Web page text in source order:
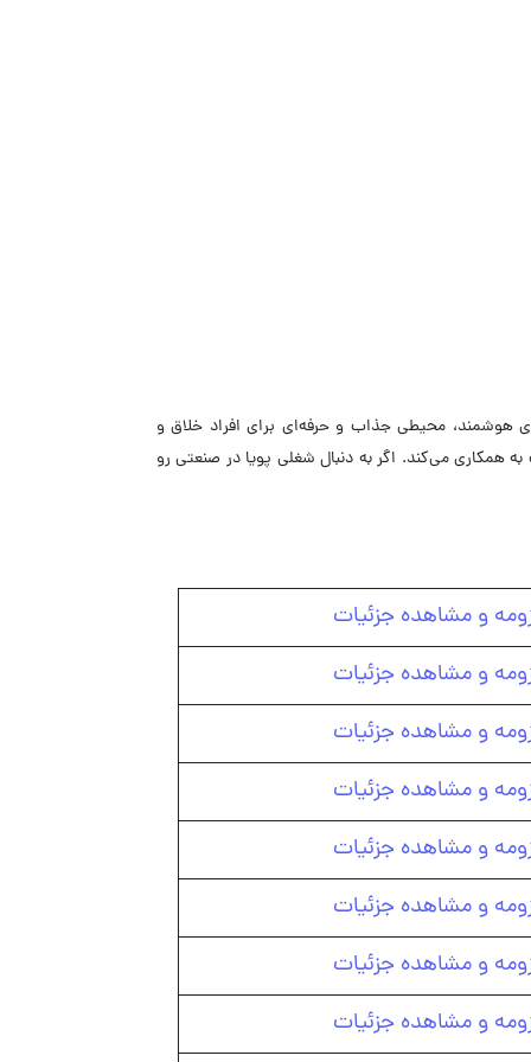
هوشمند، محیطی جذاب و حرفه‌ای برای افراد خلاق و
همکاری می‌کند. اگر به دنبال شغلی پویا در صنعتی رو
و مشاهده جزئیات
و مشاهده جزئیات
و مشاهده جزئیات
و مشاهده جزئیات
و مشاهده جزئیات
و مشاهده جزئیات
و مشاهده جزئیات
و مشاهده جزئیات